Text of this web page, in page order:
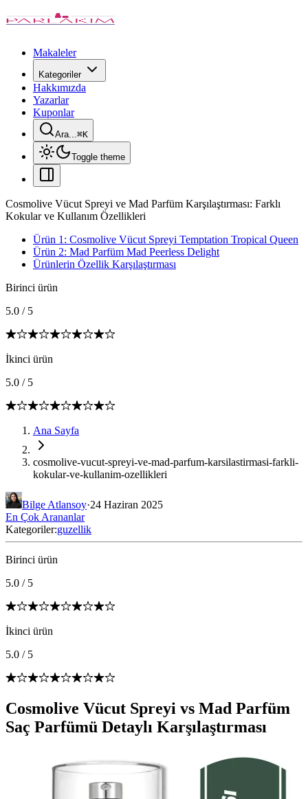
Makaleler
Kategoriler
Hakkımızda
Yazarlar
Kuponlar
Ara...⌘K
Toggle theme
Cosmolive Vücut Spreyi ve Mad Parfüm Karşılaştırması: Farklı
Kokular ve Kullanım Özellikleri
Ürün 1: Cosmolive Vücut Spreyi Temptation Tropical Queen
Ürün 2: Mad Parfüm Mad Peerless Delight
Ürünlerin Özellik Karşılaştırması
Birinci ürün
5.0 / 5
İkinci ürün
5.0 / 5
Ana Sayfa
cosmolive-vucut-spreyi-ve-mad-parfum-karsilastirmasi-farkli-
kokular-ve-kullanim-ozellikleri
Bilge Atlansoy·24 Haziran 2025
En Çok Arananlar
Kategoriler:guzellik
Birinci ürün
5.0 / 5
İkinci ürün
5.0 / 5
Cosmolive Vücut Spreyi vs Mad Parfüm
Saç Parfümü Detaylı Karşılaştırması